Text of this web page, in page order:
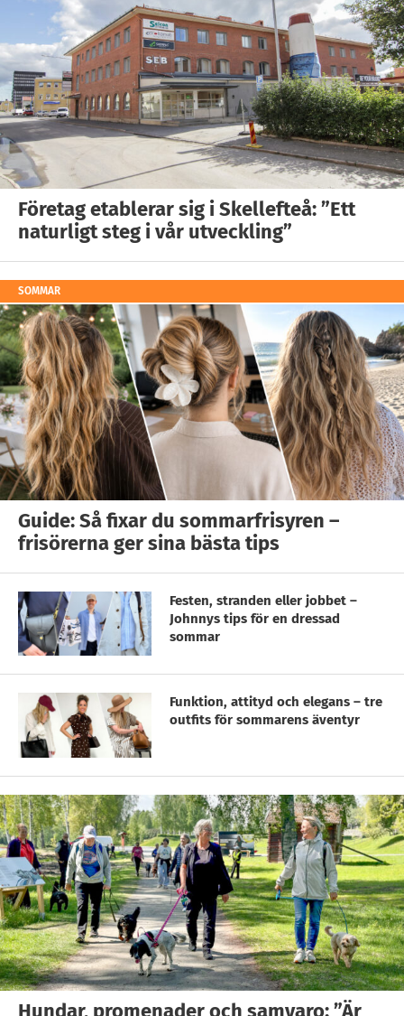
Företag etablerar sig i Skellefteå: ”Ett
naturligt steg i vår utveckling”
SOMMAR
Guide: Så fixar du sommarfrisyren –
frisörerna ger sina bästa tips
Festen, stranden eller jobbet –
Johnnys tips för en dressad
sommar
Funktion, attityd och elegans – tre
outfits för sommarens äventyr
Hundar, promenader och samvaro: ”Är